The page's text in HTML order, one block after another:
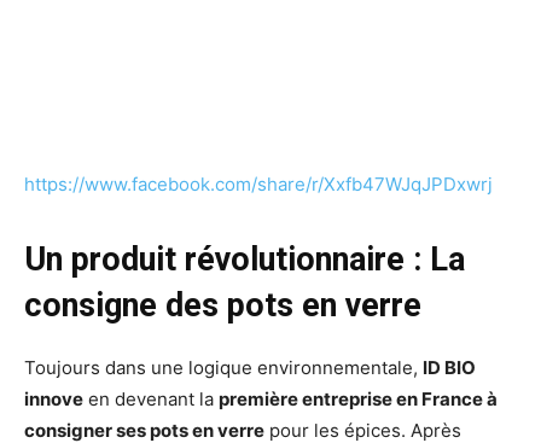
https://www.facebook.com/share/r/Xxfb47WJqJPDxwrj
Un produit révolutionnaire : La
consigne des pots en verre
Toujours dans une logique environnementale, ID BIO
innove en devenant la première entreprise en France à
consigner ses pots en verre pour les épices. Après